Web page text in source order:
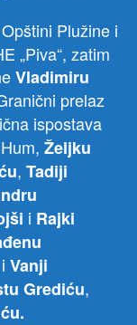
Plužine i
„Piva“, zatim
Vladimiru
prelaz
ispostava
Željku
, Tadiji
i Rajki
i Vanji
Grediću,